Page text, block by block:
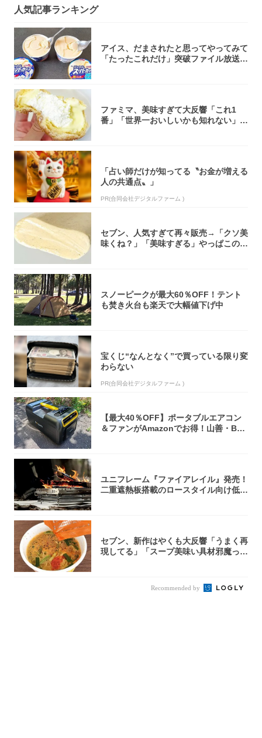
人気記事ランキング
アイス、だまされたと思ってやってみて
「たったこれだけ」突破ファイル放送で
ファミマ、美味すぎて大反響「これ1
番」「世界一おいしいかも知れない」
「占い師だけが知ってる〝お金が増える
人の共通点〟」
PR(合同会社デジタルファーム )
セブン、人気すぎて再々販売→「クソ美
味くね？」「美味すぎる」やっぱこのク
スノーピークが最大60％OFF！テント
も焚き火台も楽天で大幅値下げ中
宝くじ“なんとなく”で買っている限り変
わらない
PR(合同会社デジタルファーム )
【最大40％OFF】ポータブルエアコン
＆ファンがAmazonでお得！山善・Bo
ユニフレーム『ファイアレイル』発売！
二重遮熱板搭載のロースタイル向け低型
セブン、新作はやくも大反響「うまく再
現してる」「スープ美味い具材邪魔って
Recommended by